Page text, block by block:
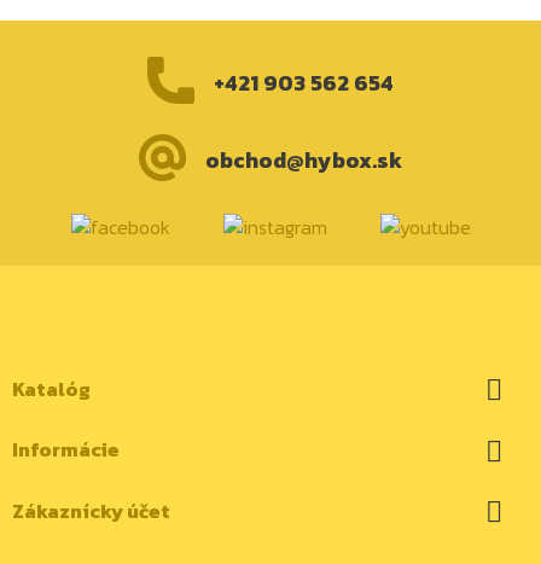
+421 903 562 654
obchod@hybox.sk
Katalóg 
Informácie 
Zákaznícky účet 